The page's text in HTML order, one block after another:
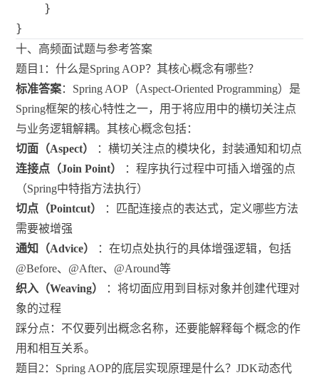
}
}
十、高频面试题与参考答案
题目1：什么是Spring AOP？其核心概念有哪些？
标准答案：Spring AOP（Aspect-Oriented Programming）是
Spring框架的核心特性之一，用于将应用中的横切关注点
与业务逻辑解耦。其核心概念包括：
切面（Aspect）
：横切关注点的模块化，封装通知和切点
连接点（Join Point）
：程序执行过程中可插入增强的点
（Spring中特指方法执行）
切点（Pointcut）
：匹配连接点的表达式，定义哪些方法
需要被增强
通知（Advice）
：在切点处执行的具体增强逻辑，包括
@Before、@After、@Around等
织入（Weaving）
：将切面应用到目标对象并创建代理对
象的过程
踩分点：不仅要列出概念名称，还要能解释每个概念的作
用和相互关系。
题目2：Spring AOP的底层实现原理是什么？JDK动态代